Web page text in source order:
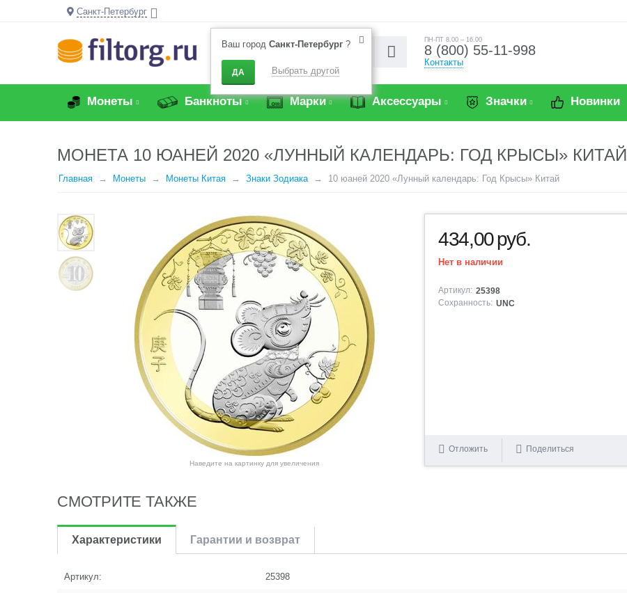
Санкт-Петербург
Ваш город Санкт-Петербург ?
ДА Выбрать другой
ПН-ПТ 8.00 – 16.00
8 (800) 55-11-998
Контакты
Монеты Банкноты Марки Аксессуары Значки Новинки
МОНЕТА 10 ЮАНЕЙ 2020 «ЛУННЫЙ КАЛЕНДАРЬ: ГОД КРЫСЫ» КИТАЙ
Главная Монеты Монеты Китая Знаки Зодиака 10 юаней 2020 «Лунный календарь: Год Крысы» Китай
Наведите на картинку для увеличения
434,00руб.
Нет в наличии
Артикул: 25398
Сохранность: UNC
Отложить Поделиться
СМОТРИТЕ ТАКЖЕ
Характеристики Гарантии и возврат
Артикул: 25398